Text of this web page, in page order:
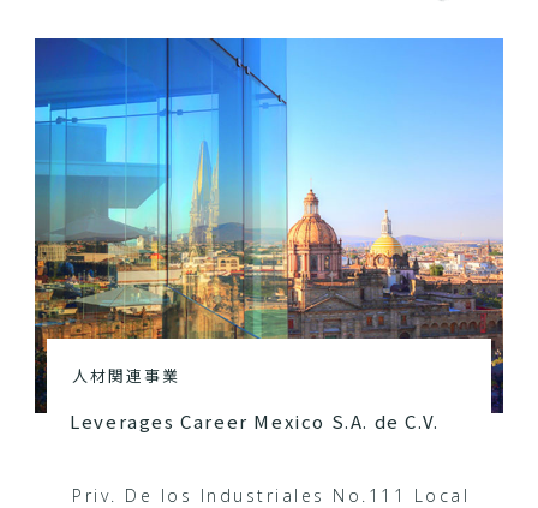
人材関連事業
Leverages Career Mexico S.A. de C.V.
Priv. De los Industriales No.111 Local